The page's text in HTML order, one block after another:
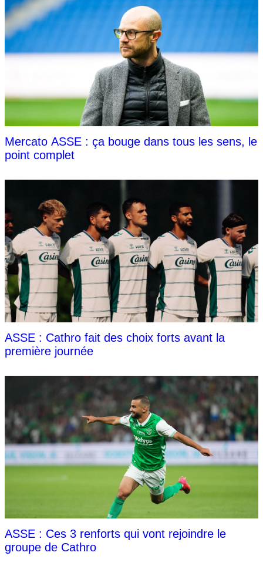
Mercato ASSE : ça bouge dans tous les sens, le
point complet
ASSE : Cathro fait des choix forts avant la
première journée
ASSE : Ces 3 renforts qui vont rejoindre le
groupe de Cathro